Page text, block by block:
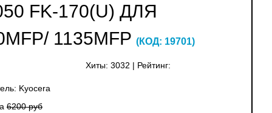
FK-170(U) ДЛЯ
1135MFP (КОД: 19701)
Хиты: 3032 Рейтинг:
Kyocera
6200 руб